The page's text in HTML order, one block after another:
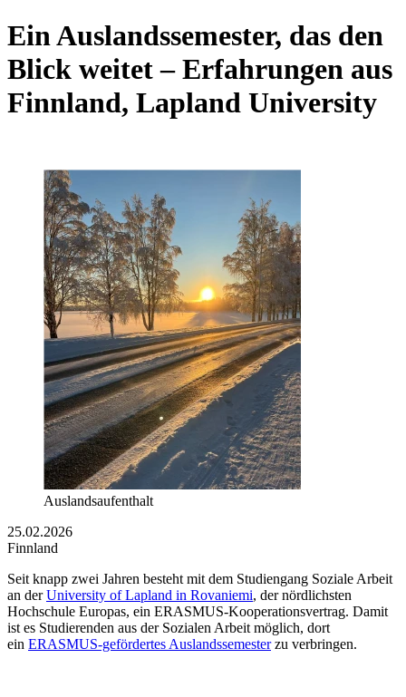
Ein Auslandssemester, das den
Blick weitet – Erfahrungen aus
Finnland, Lapland University
Auslandsaufenthalt
25.02.2026
Finnland
Seit knapp zwei Jahren besteht mit dem Studiengang Soziale Arbeit
an derUniversity of Lapland in Rovaniemi, der nördlichsten
Hochschule Europas, ein ERASMUS-Kooperationsvertrag. Damit
ist es Studierenden aus der Sozialen Arbeit möglich, dort
ein ERASMUS-gefördertes Auslandssemesterzu verbringen.